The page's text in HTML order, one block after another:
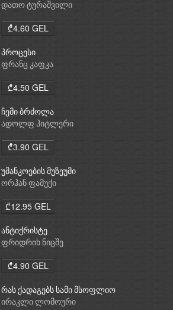
დათო ტურაშვილი
₾4.60 GEL
პროცესი
ფრანც კაფკა
₾4.50 GEL
ჩემი ბრძოლა
ადოლფ ჰიტლერი
₾3.90 GEL
უმანკოების მუზეუმი
ორჰან ფამუქი
₾12.95 GEL
ანტიქრისტე
ფრიდრიხ ნიცშე
₾4.90 GEL
რას ქადაგებს სამი მსოფლიო
რელიგია: ბუდიზმი,
ირაკლი ლომოური